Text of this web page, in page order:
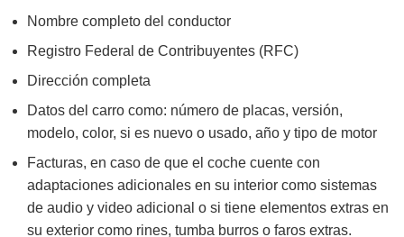
Nombre completo del conductor
Registro Federal de Contribuyentes (RFC)
Dirección completa
Datos del carro como: número de placas, versión,
modelo, color, si es nuevo o usado, año y tipo de motor
Facturas, en caso de que el coche cuente con
adaptaciones adicionales en su interior como sistemas
de audio y video adicional o si tiene elementos extras en
su exterior como rines, tumba burros o faros extras.